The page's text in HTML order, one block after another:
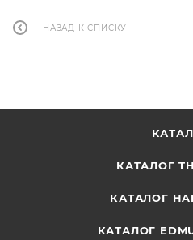
НАЗАД К СПИСКУ
КАТАЛОГ
КАТАЛОГ
КАТАЛОГ